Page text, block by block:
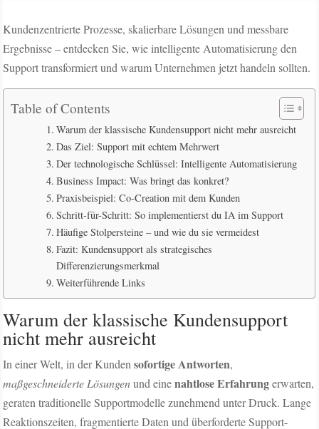
Kundenzentrierte Prozesse, skalierbare Lösungen und messbare
Ergebnisse – entdecken Sie, wie intelligente Automatisierung den
Support transformiert und warum Unternehmen jetzt handeln sollten.
Table of Contents
Warum der klassische Kundensupport nicht mehr ausreicht
Das Ziel: Support mit echtem Mehrwert
Der technologische Schlüssel: Intelligente Automatisierung
Business Impact: Was bringt das konkret?
Praxisbeispiel: Co-Creation mit dem Kunden
Schritt-für-Schritt: So implementierst du IA im Support
Häufige Stolpersteine – und wie du sie vermeidest
Fazit: Kundensupport als strategisches
Differenzierungsmerkmal
Weiterführende Links
Warum der klassische Kundensupport
nicht mehr ausreicht
In einer Welt, in der Kundensofortige Antworten,
maßgeschneiderte Lösungenund einenahtlose Erfahrungerwarten,
geraten traditionelle Supportmodelle zunehmend unter Druck. Lange
Reaktionszeiten, fragmentierte Daten und überforderte Support-